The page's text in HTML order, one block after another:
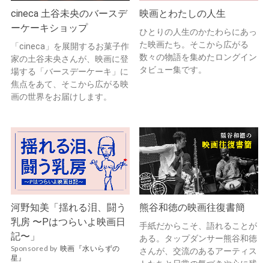
cineca 土谷未央のバースデ
ーケーキショップ
「cineca」を展開するお菓子作
家の土谷未央さんが、映画に登
場する「バースデーケーキ」に
焦点をあて、そこから広がる映
画の世界をお届けします。
映画とわたしの人生
ひとりの人生のかたわらにあっ
た映画たち。そこから広がる
数々の物語を集めたロングイン
タビュー集です。
河野知美「揺れる泪、闘う
乳房 〜Pはつらいよ映画日
記〜」
Sponsored by 映画『水いらずの
星』
熊谷和徳の映画往復書簡
手紙だからこそ、語れることが
ある。タップダンサー熊谷和徳
さんが、交流のあるアーティス